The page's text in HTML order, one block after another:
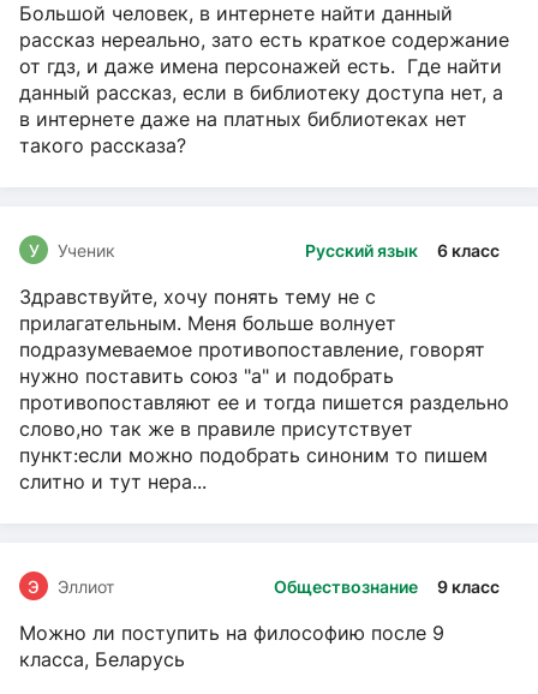
Большой человек, в интернете найти данный
рассказ нереально, зато есть краткое содержание
от гдз, и даже имена персонажей есть. Где найти
данный рассказ, если в библиотеку доступа нет, а
в интернете даже на платных библиотеках нет
такого рассказа?
Русский язык 6 класс
У Ученик
Здравствуйте, хочу понять тему не с
прилагательным. Меня больше волнует
подразумеваемое противопоставление, говорят
нужно поставить союз "а" и подобрать
противопоставляют ее и тогда пишется раздельно
слово,но так же в правиле присутствует
пункт:если можно подобрать синоним то пишем
слитно и тут нера...
Обществознание 9 класс
Э Эллиот
Можно ли поступить на философию после 9
класса, Беларусь